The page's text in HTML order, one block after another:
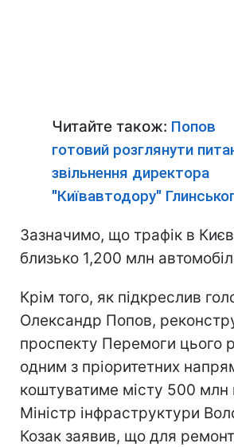
Читайте також: Попов
готовий розглянути
звільнення директора
"Київавтодору"
Зазначимо, що трафік в
близько 1,200 млн
Крім того, як підкреслив
Олександр Попов,
проспекту Перемоги цього
одним з пріоритетних
коштуватиме місту 500 млн
Міністр інфраструктури
Козак заявив, що для